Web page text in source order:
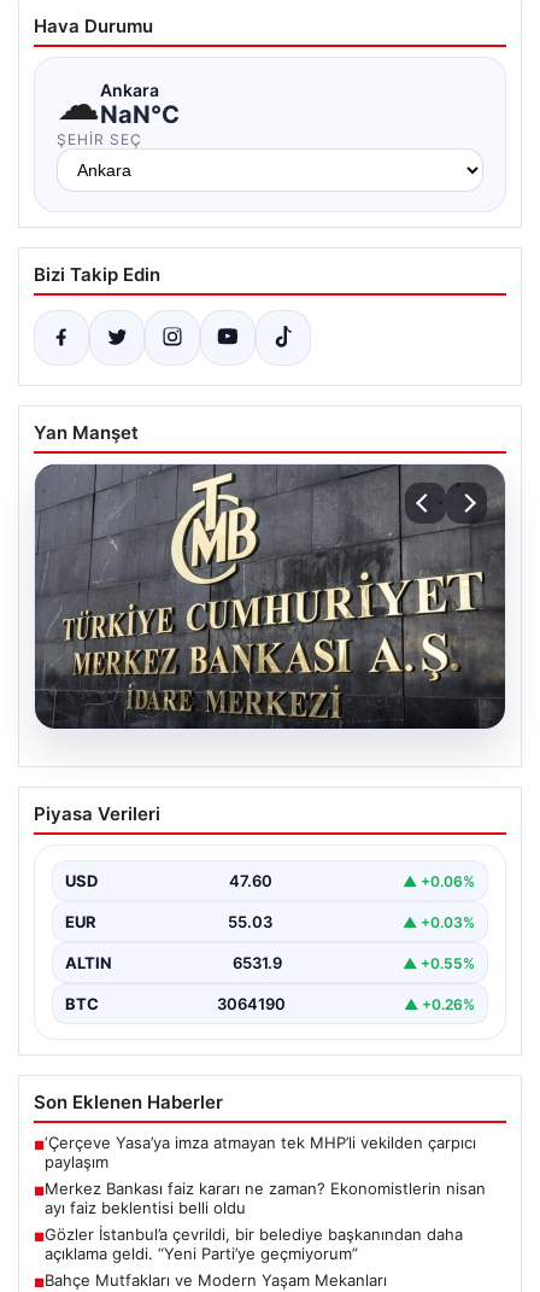
Hava Durumu
☁Ankara
NaN°C
ŞEHIR SEÇ
Bizi Takip Edin
Yan Manşet
05.08.2026
Merkez Bankası faiz kararı ne zaman?
Ekonomistlerin nisan ayı faiz beklentisi
Piyasa Verileri
USD 47.60 ▲ +0.06%
EUR 55.03 ▲ +0.03%
ALTIN 6531.9 ▲ +0.55%
BTC 3064190 ▲ +0.26%
Son Eklenen Haberler
■‘Çerçeve Yasa’ya imza atmayan tek MHP’li vekilden çarpıcı
paylaşım
■Merkez Bankası faiz kararı ne zaman? Ekonomistlerin nisan
ayı faiz beklentisi belli oldu
■Gözler İstanbul’a çevrildi, bir belediye başkanından daha
açıklama geldi. “Yeni Parti’ye geçmiyorum”
■Bahçe Mutfakları ve Modern Yaşam Mekanları